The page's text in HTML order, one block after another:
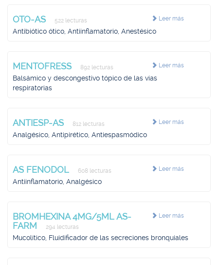
Leer más
OTO-AS 522 lecturas
Antibiótico ótico, Antiinflamatorio, Anestésico
Leer más
MENTOFRESS 892 lecturas
Balsámico y descongestivo tópico de las vías
respiratorias
Leer más
ANTIESP-AS 812 lecturas
Analgésico, Antipirético, Antiespasmódico
Leer más
AS FENODOL 608 lecturas
Antiinflamatorio, Analgésico
Leer más
BROMHEXINA 4MG/5ML AS-
FARM
294 lecturas
Mucolítico, Fluidificador de las secreciones bronquiales